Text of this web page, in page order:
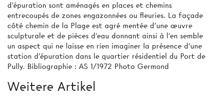
d'épuration sont aménagés en places et chemins
entrecoupés de zones engazonnées ou fleuries. La façade
côté chemin de la Plage est agré­ mentée d’une œuvre
sculpturale et de pièces d'eau donnant ainsi à l'en­ semble
un aspect qui ne laisse en rien imaginer la présence d'une
station d’épuration dans le quartier résidentiel du Port de
Pully. Bibliographie : AS 1/1972 Photo Germond
Weitere Artikel